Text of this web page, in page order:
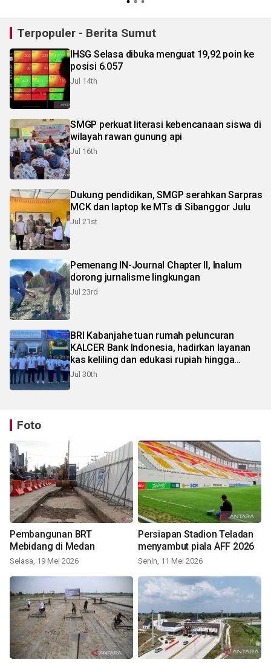
Terpopuler - Berita Sumut
IHSG Selasa dibuka menguat 19,92 poin ke
posisi 6.057
Jul 14th
SMGP perkuat literasi kebencanaan siswa di
wilayah rawan gunung api
Jul 16th
Dukung pendidikan, SMGP serahkan Sarpras
MCK dan laptop ke MTs di Sibanggor Julu
Jul 21st
Pemenang IN-Journal Chapter II, Inalum
dorong jurnalisme lingkungan
Jul 23rd
BRI Kabanjahe tuan rumah peluncuran
KALCER Bank Indonesia, hadirkan layanan
kas keliling dan edukasi rupiah hingga
pelosok Karo
Jul 30th
Foto
Pembangunan BRT
Mebidang di Medan
Selasa, 19 Mei 2026
Persiapan Stadion Teladan
menyambut piala AFF 2026
Senin, 11 Mei 2026